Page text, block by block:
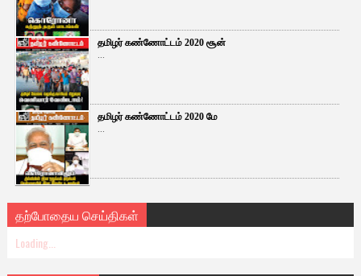
தமிழர் கண்ணோட்டம் 2020 சூன்
...
தமிழர் கண்ணோட்டம் 2020 மே
...
தற்போதைய செய்திகள்
Loading...